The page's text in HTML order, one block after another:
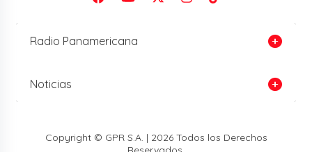
Radio Panamericana
Noticias
Copyright © GPR S.A. | 2026 Todos los Derechos